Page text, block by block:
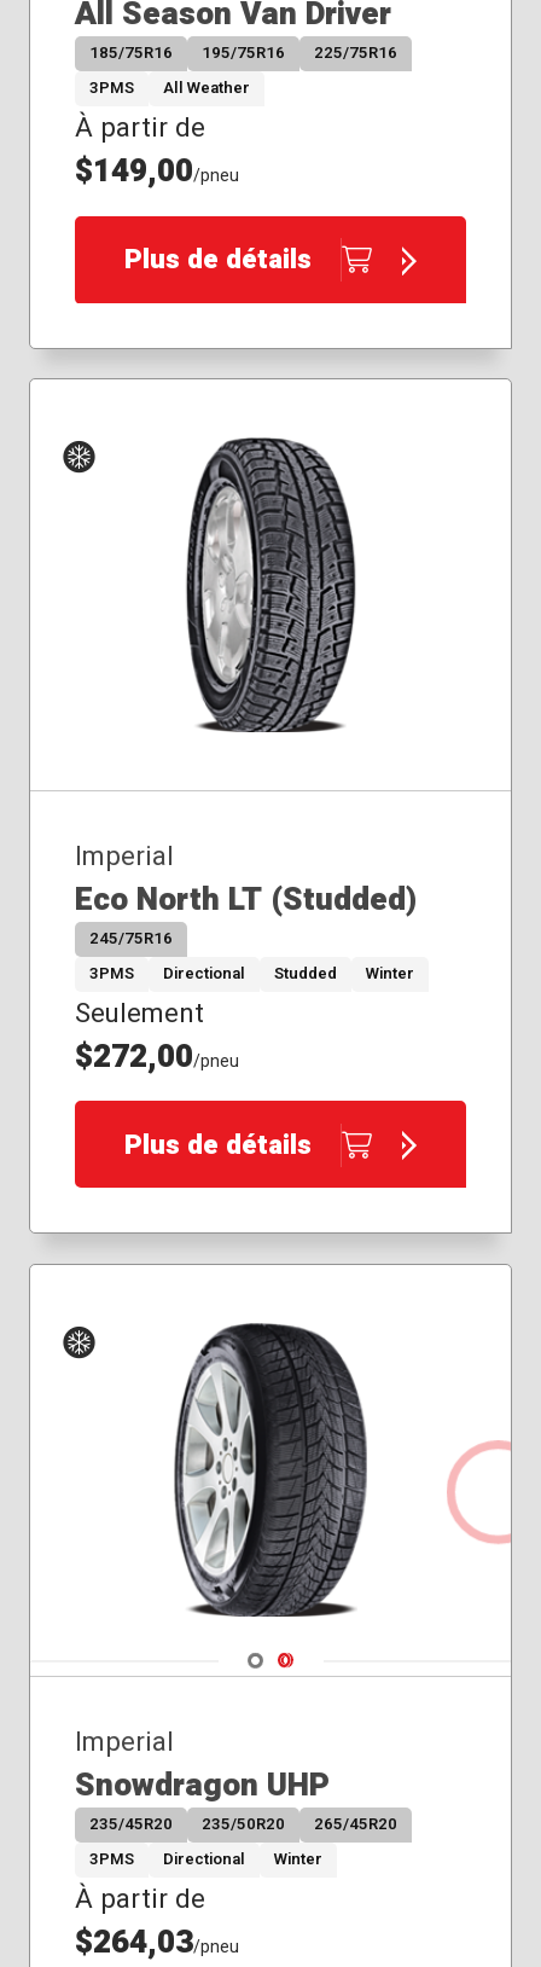
All Season Van Driver
185/75R16 195/75R16
225/75R16
3PMS
All Weather
À partir de
$149,00/pneu
Plus de détails
Imperial
Eco North LT (Studded)
245/75R16
3PMS
Directional Studded Winter
Seulement
$272,00/pneu
Plus de détails
Navigate 1
Navigate 2
Imperial
Snowdragon UHP
235/45R20 235/50R20
265/45R20
3PMS
Directional Winter
À partir de
$264,03/pneu